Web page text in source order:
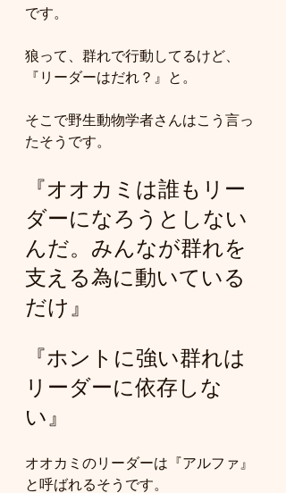
です。
狼って、群れで行動してるけど、
『リーダーはだれ？』と。
そこで野生動物学者さんはこう言っ
たそうです。
『オオカミは誰もリー
ダーになろうとしない
んだ。みんなが群れを
支える為に動いている
だけ』
『ホントに強い群れは
リーダーに依存しな
い』
オオカミのリーダーは『アルファ』
と呼ばれるそうです。